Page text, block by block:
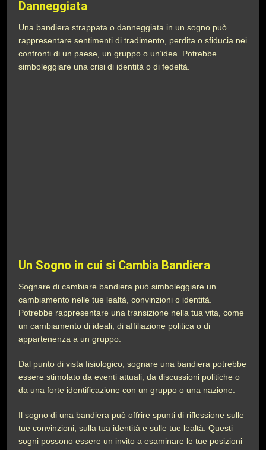
Danneggiata
Una bandiera strappata o danneggiata in un sogno può
rappresentare sentimenti di tradimento, perdita o sfiducia nei
confronti di un paese, un gruppo o un’idea. Potrebbe
simboleggiare una crisi di identità o di fedeltà.
Un Sogno in cui si Cambia Bandiera
Sognare di cambiare bandiera può simboleggiare un
cambiamento nelle tue lealtà, convinzioni o identità.
Potrebbe rappresentare una transizione nella tua vita, come
un cambiamento di ideali, di affiliazione politica o di
appartenenza a un gruppo.
Dal punto di vista fisiologico, sognare una bandiera potrebbe
essere stimolato da eventi attuali, da discussioni politiche o
da una forte identificazione con un gruppo o una nazione.
Il sogno di una bandiera può offrire spunti di riflessione sulle
tue convinzioni, sulla tua identità e sulle tue lealtà. Questi
sogni possono essere un invito a esaminare le tue posizioni